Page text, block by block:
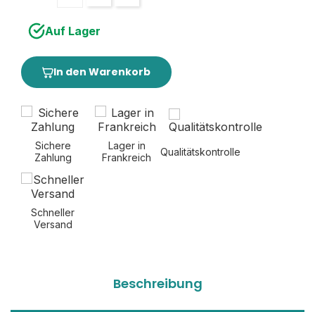
Auf Lager
In den Warenkorb
Sichere
Zahlung
Lager in
Frankreich
Qualitätskontrolle
Schneller
Versand
Beschreibung